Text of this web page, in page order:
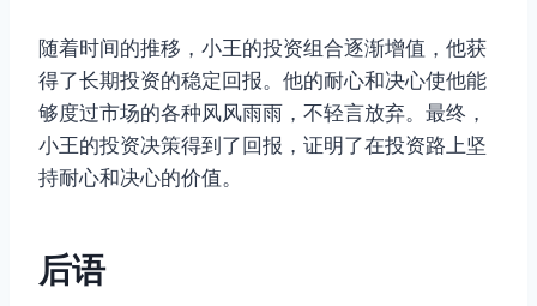
随着时间的推移，小王的投资组合逐渐增值，他获
得了长期投资的稳定回报。他的耐心和决心使他能
够度过市场的各种风风雨雨，不轻言放弃。最终，
小王的投资决策得到了回报，证明了在投资路上坚
持耐心和决心的价值。
后语